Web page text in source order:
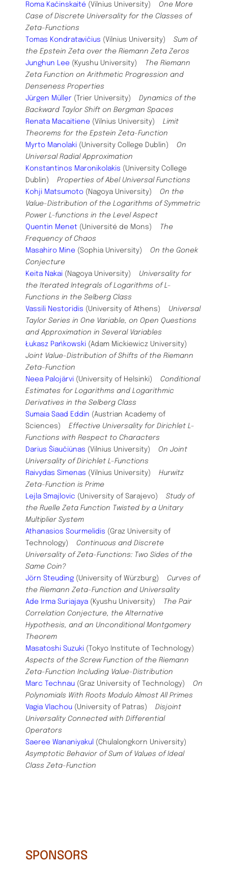
Roma Kačinskaité (Vilnius University) One More
Case of Discrete Universality for the Classes of
Zeta-Functions
Tomas Kondratavičius (Vilnius University) Sum of
the Epstein Zeta over the Riemann Zeta Zeros
Junghun Lee (Kyushu University)
The Riemann
Zeta Function on Arithmetic Progression and
Denseness Properties
Jürgen Müller (Trier University) Dynamics of the
Backward Taylor Shift on Bergman Spaces
Renata Macaitiene (Vilnius University) Limit
Theorems for the Epstein Zeta-Function
Myrto Manolaki (University College Dublin) On
Universal Radial Approximation
Konstantinos Maronikolakis (University College
Dublin) Properties of Abel Universal Functions
Kohji Matsumoto (Nagoya University)
On the
Value-Distribution of the Logarithms of Symmetric
Power L-functions in the Level Aspect
Quentin Menet (Université de Mons)
The
Frequency of Chaos
Masahiro Mine (Sophia University) On the Gonek
Conjecture
Keita Nakai (Nagoya University) Universality for
the Iterated Integrals of Logarithms of L-
Functions in the Selberg Class
Vassili Nestoridis (University of Athens) Universal
Taylor Series in One Variable, on Open Questions
and Approximation in Several Variables
Łukasz Pańkowski (Adam Mickiewicz University)
Joint Value-Distribution of Shifts of the Riemann
Zeta-Function
Neea Palojärvi (University of Helsinki) Conditional
Estimates for Logarithms and Logarithmic
Derivatives in the Selberg Class
Sumaia Saad Eddin (Austrian Academy of
Sciences) Effective Universality for Dirichlet L-
Functions with Respect to Characters
Darius Šiaučiūnas (Vilnius University) On Joint
Universality of Dirichlet L-Functions
Raivydas Simenas (Vilnius University) Hurwitz
Zeta-Function is Prime
Lejla Smajlovic (University of Sarajevo) Study of
the Ruelle Zeta Function Twisted by a Unitary
Multiplier System
Athanasios Sourmelidis (Graz University of
Technology) Continuous and Discrete
Universality of Zeta-Functions: Two Sides of the
Same Coin?
Jörn Steuding (University of Würzburg) Curves of
the Riemann Zeta-Function and Universality
Ade Irma Suriajaya (Kyushu University)
The Pair
Correlation Conjecture, the Alternative
Hypothesis, and an Unconditional Montgomery
Theorem
Masatoshi Suzuki (Tokyo Institute of Technology)
Aspects of the Screw Function of the Riemann
Zeta-Function Including Value-Distribution
Marc Technau (Graz University of Technology) On
Polynomials With Roots Modulo Almost All Primes
Vagia Vlachou (University of Patras) Disjoint
Universality Connected with Differential
Operators
Saeree Wananiyakul (Chulalongkorn University)
Asymptotic Behavior of Sum of Values of Ideal
Class Zeta-Function
SPONSORS